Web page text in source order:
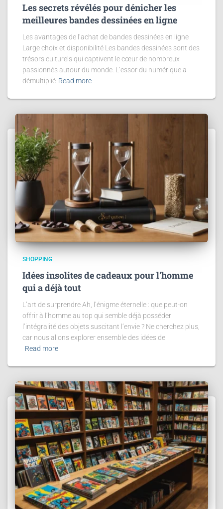
Les secrets révélés pour dénicher les
meilleures bandes dessinées en ligne
Les avantages de l’achat de bandes dessinées en ligne
Large choix et disponibilité Les bandes dessinées sont des
trésors culturels qui captivent le cœur de nombreux
passionnés autour du monde. L’essor du numérique a
démultiplié Read more
SHOPPING
Idées insolites de cadeaux pour l’homme
qui a déjà tout
L’art de surprendre Ah, l’énigme éternelle : que peut-on
offrir à l’homme au top qui semble déjà posséder
l’intégralité des objets suscitant l’envie ? Ne cherchez plus,
car nous allons explorer ensemble des idées de
Read more